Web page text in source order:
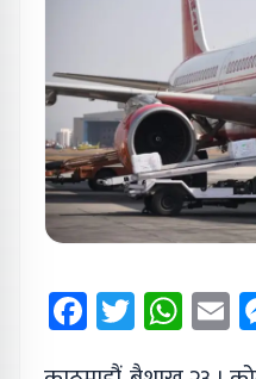
Facebook
Twitter